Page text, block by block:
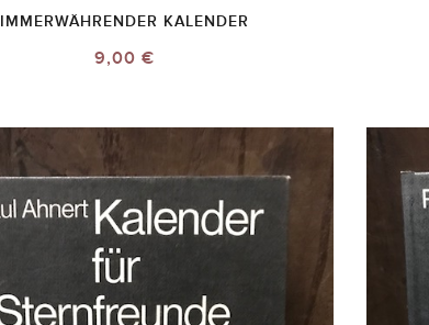
IMMERWÄHRENDER KALENDER
9,00 €